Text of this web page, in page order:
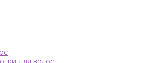
для волос